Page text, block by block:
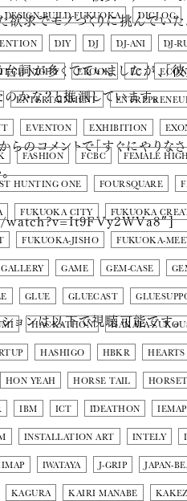
DESIGN-BUILD-FUKUOKA DICLOG
DIY DJ DJ-ANI DJ-
NIGHT EBOOK EC
ENTERTAINMENT
EVENTON EXHIBITION
FASHION FCBC FEMALE
HUNTING ONE FOURSQUARE
FUKUOKA CITY FUKUOKA
FUKUOKA-JISHO FUKUOKA-
GALLERY GAME GEM-CASE
GLUE GLUECAST
HACKATHON HAKATA-
HASHIGO HBKR
HON YEAH HORSE TAIL
IBM ICT IDEATHON IEMAP
INSTALLATION ART INTELY
IWATAYA J-GRIP JAPAN-
KAGURA KAIRI MANABE
欲求でモノづくりに挑んでいた
詞が多くでていましたが、「
かな？と推測しています。
のコメントで「すぐにやりな
ョンは以下で視聴可能です。